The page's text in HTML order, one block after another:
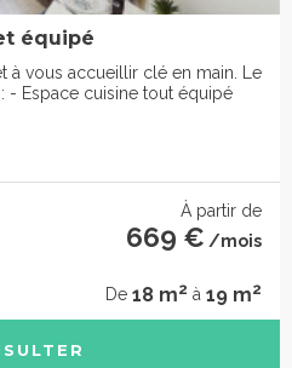
équipé
à vous accueillir clé en main. Le
Espace cuisine tout équipé
À partir de
669 € /mois
De 18 m2 à 19 m2